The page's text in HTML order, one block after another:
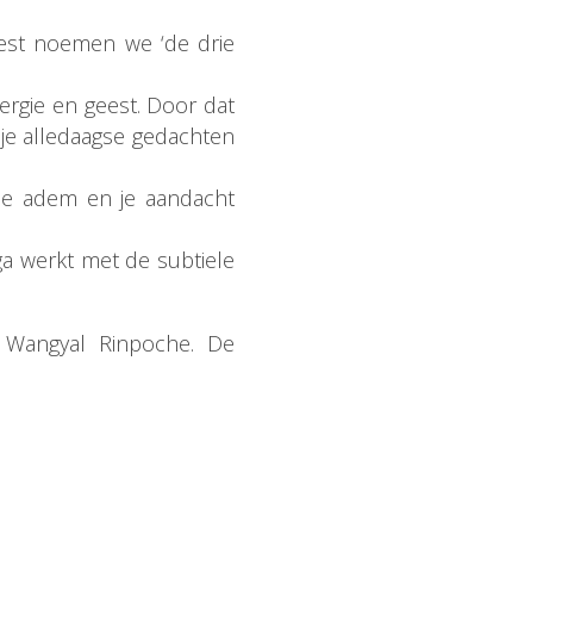
noemen we ‘de drie
en geest. Door dat
alledaagse gedachten
adem en je aandacht
werkt met de subtiele
Rinpoche. De